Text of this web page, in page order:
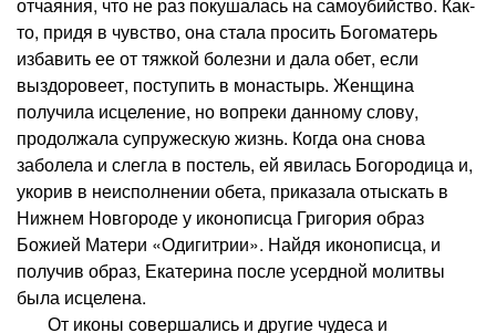
то, придя в чувство, она стала просить Богоматерь
избавить ее от тяжкой болезни и дала обет, если
выздоровеет, поступить в монастырь. Женщина
получила исцеление, но вопреки данному слову,
продолжала супружескую жизнь. Когда она снова
заболела и слегла в постель, ей явилась Богородица и,
укорив в неисполнении обета, приказала отыскать в
Нижнем Новгороде у иконописца Григория образ
Божией Матери «Одигитрии». Найдя иконописца, и
получив образ, Екатерина после усердной молитвы
была исцелена.
От иконы совершались и другие чудеса и